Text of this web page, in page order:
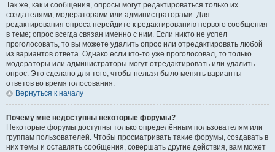
Так же, как и сообщения, опросы могут редактироваться только их
создателями, модераторами или администраторами. Для
редактирования опроса перейдите к редактированию первого сообщения
в теме; опрос всегда связан именно с ним. Если никто не успел
проголосовать, то вы можете удалить опрос или отредактировать любой
из вариантов ответа. Однако если кто-то уже проголосовал, то только
модераторы или администраторы могут отредактировать или удалить
опрос. Это сделано для того, чтобы нельзя было менять варианты
ответов во время голосования.
Вернуться к началу
Почему мне недоступны некоторые форумы?
Некоторые форумы доступны только определённым пользователям или
группам пользователей. Чтобы просматривать такие форумы, создавать в
них темы и оставлять сообщения, совершать другие действия, вам может